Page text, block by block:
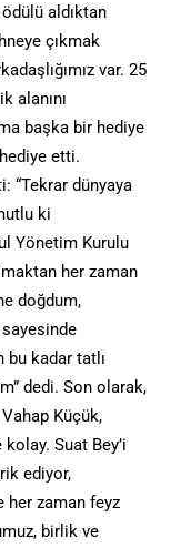
aldıktan
çıkmak
var. 25
alanını
başka bir hediye
etti.
“Tekrar dünyaya
ki
Yönetim Kurulu
her zaman
doğdum,
sayesinde
kadar tatlı
dedi. Son olarak,
Küçük,
kolay. Suat Bey’i
ediyor,
her zaman feyz
birlik ve